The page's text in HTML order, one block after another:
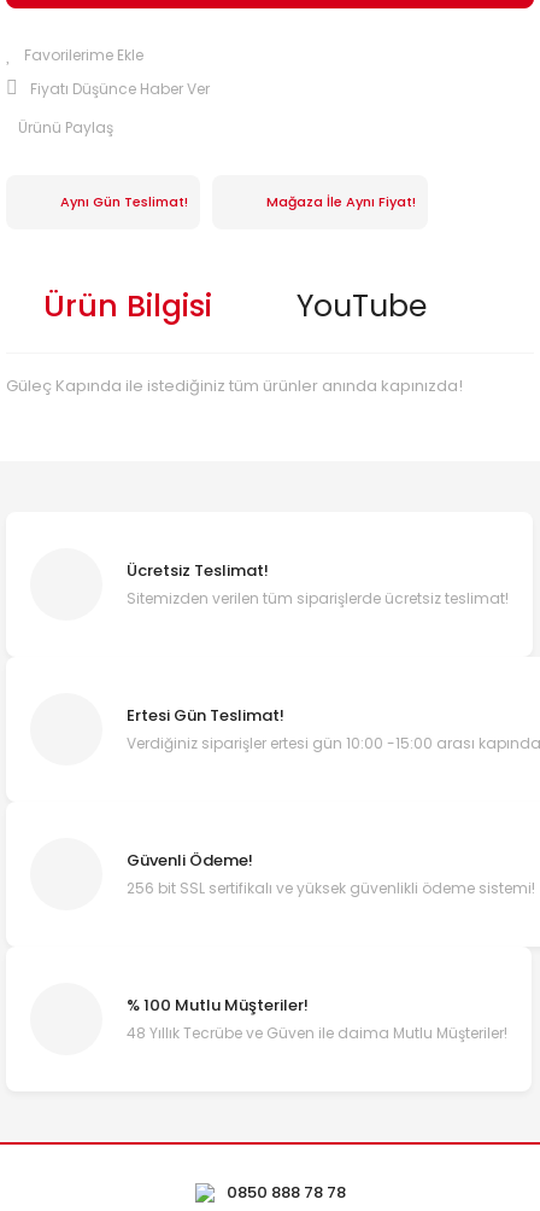
Fiyatı Düşünce Haber Ver
Ürünü Paylaş
Aynı Gün Teslimat! Mağaza İle Aynı Fiyat!
Ürün Bilgisi YouTube
Güleç Kapında ile istediğiniz tüm ürünler anında kapınızda!
Ücretsiz Teslimat!
Sitemizden verilen tüm siparişlerde ücretsiz teslimat!
Ertesi Gün Teslimat!
Verdiğiniz siparişler ertesi gün 10:00 -15:00 arası
Güvenli Ödeme!
256 bit SSL sertifikalı ve yüksek güvenlikli ödeme sistemi!
% 100 Mutlu Müşteriler!
48 Yıllık Tecrübe ve Güven ile daima Mutlu Müşteriler!
0850 888 78 78